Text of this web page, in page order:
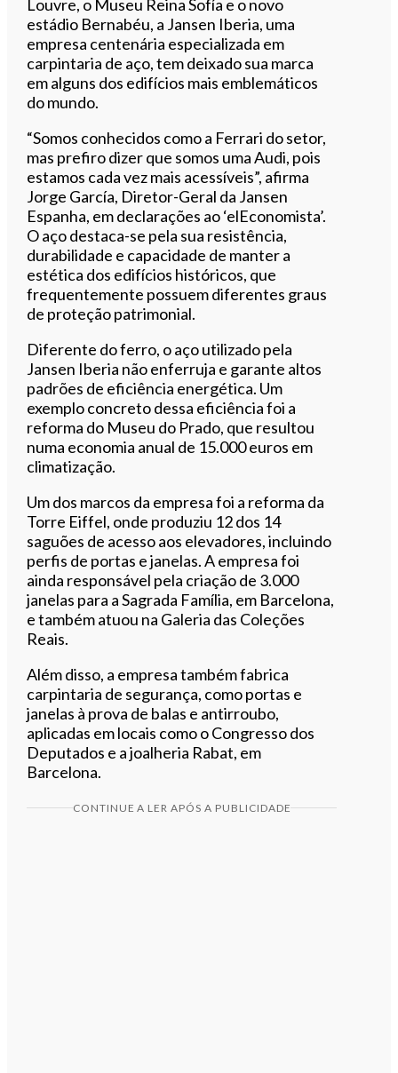
Louvre, o Museu Reina Sofía e o novo
estádio Bernabéu, a Jansen Iberia, uma
empresa centenária especializada em
carpintaria de aço, tem deixado sua marca
em alguns dos edifícios mais emblemáticos
do mundo.
“Somos conhecidos como a Ferrari do setor,
mas prefiro dizer que somos uma Audi, pois
estamos cada vez mais acessíveis”, afirma
Jorge García, Diretor-Geral da Jansen
Espanha, em declarações ao ‘elEconomista’.
O aço destaca-se pela sua resistência,
durabilidade e capacidade de manter a
estética dos edifícios históricos, que
frequentemente possuem diferentes graus
de proteção patrimonial.
Diferente do ferro, o aço utilizado pela
Jansen Iberia não enferruja e garante altos
padrões de eficiência energética. Um
exemplo concreto dessa eficiência foi a
reforma do Museu do Prado, que resultou
numa economia anual de 15.000 euros em
climatização.
Um dos marcos da empresa foi a reforma da
Torre Eiffel, onde produziu 12 dos 14
saguões de acesso aos elevadores, incluindo
perfis de portas e janelas. A empresa foi
ainda responsável pela criação de 3.000
janelas para a Sagrada Família, em Barcelona,
e também atuou na Galeria das Coleções
Reais.
Além disso, a empresa também fabrica
carpintaria de segurança, como portas e
janelas à prova de balas e antirroubo,
aplicadas em locais como o Congresso dos
Deputados e a joalheria Rabat, em
Barcelona.
CONTINUE A LER APÓS A PUBLICIDADE